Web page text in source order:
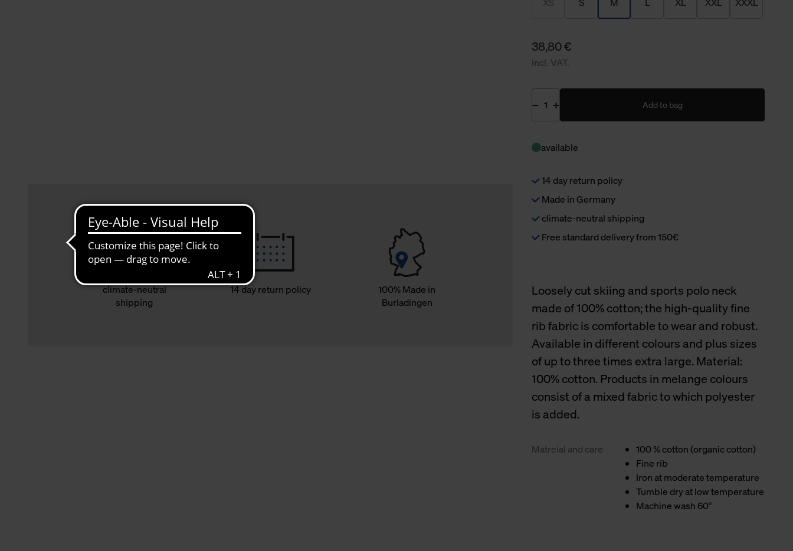
climate-neutral
shipping
14 day return policy
100% Made in
Burladingen
38,80 €
incl. VAT.
Add to bag
available
14 day return policy
Made in Germany
climate-neutral shipping
Free standard delivery from 150€
Loosely cut skiing and sports polo neck
made of 100% cotton; the high-quality fine
rib fabric is comfortable to wear and robust.
Available in different colours and plus sizes
of up to three times extra large. Material:
100% cotton. Products in melange colours
consist of a mixed fabric to which polyester
is added.
Matreial and care
100 % cotton (organic cotton)
Fine rib
Iron at moderate temperature
Tumble dry at low temperature
Machine wash 60°